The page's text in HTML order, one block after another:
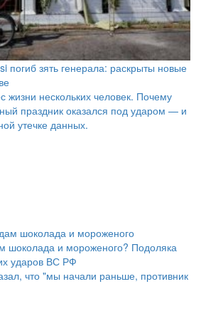
погиб зять генерала: раскрыты новые
жизни нескольких человек. Почему
праздник оказался под ударом — и
утечке данных.
шоколада и мороженого? Подоляка
ударов ВС РФ
что "мы начали раньше, противник